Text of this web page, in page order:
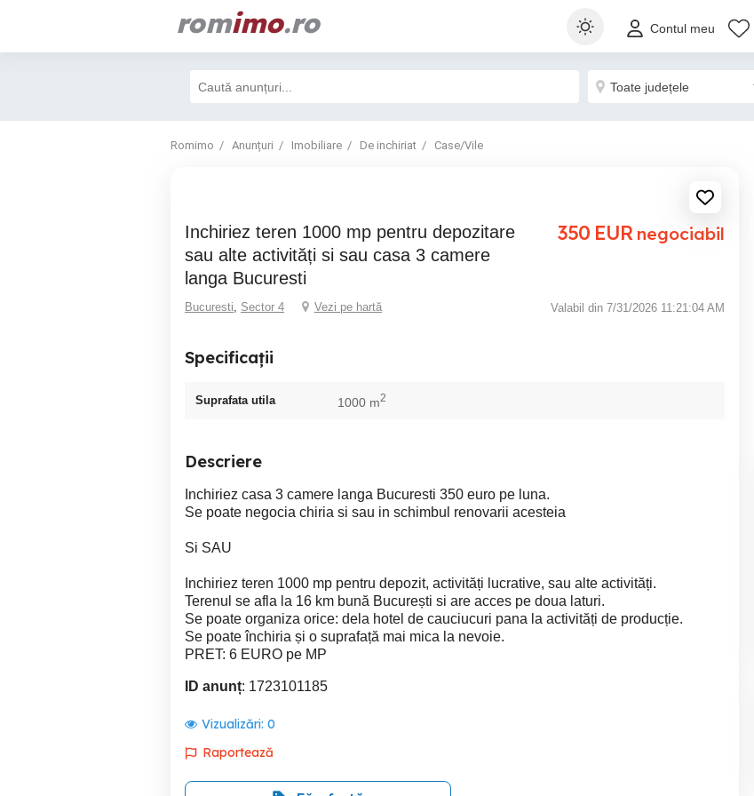
romimo.ro Contul meu
Romimo Anunțuri Imobiliare De inchiriat Case/Vile
Inchiriez teren 1000 mp pentru depozitare
sau alte activități si sau casa 3 camere
langa Bucuresti
350 EUR negociabil
Bucuresti, Sector 4 Vezi pe hartă Valabil din 7/31/2026 11:21:04 AM
Specificații
Suprafata utila 1000 m2
Descriere
Inchiriez casa 3 camere langa Bucuresti 350 euro pe luna.
Se poate negocia chiria si sau in schimbul renovarii acesteia
Si SAU
Inchiriez teren 1000 mp pentru depozit, activități lucrative, sau alte activități.
Terenul se afla la 16 km bună București si are acces pe doua laturi.
Se poate organiza orice: dela hotel de cauciucuri pana la activități de producție.
Se poate închiria și o suprafață mai mica la nevoie.
PRET: 6 EURO pe MP
ID anunț: 1723101185
Vizualizări: 0
Raportează